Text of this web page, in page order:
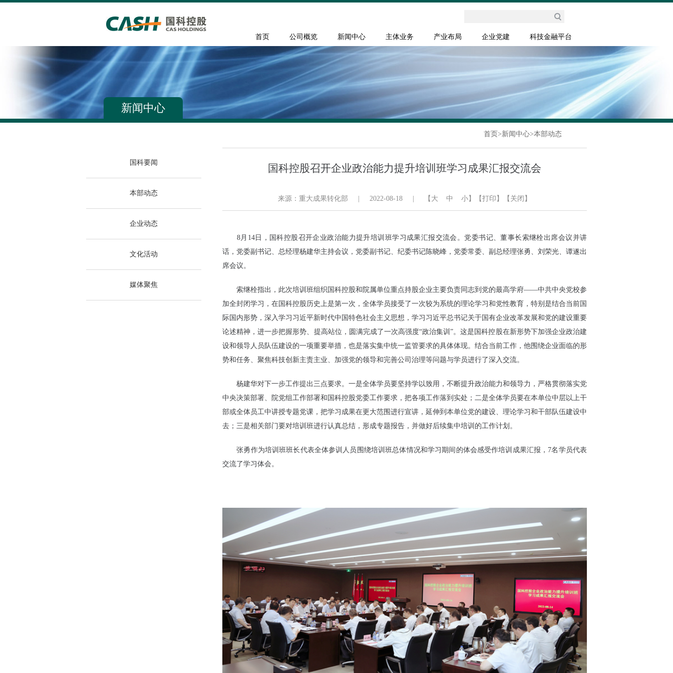
首页 公司概览 新闻中心 主体业务 产业布局 企业党建 科技金融平台
新闻中心
首页 >新闻中心>本部动态
国科要闻
本部动态
企业动态
文化活动
媒体聚焦
国科控股召开企业政治能力提升培训班学习成果汇报交流会
来源：重大成果转化部 2022-08-18 【 大 中 小 】 【打印】 【关闭】
8月14日，国科控股召开企业政治能力提升培训班学习成果汇报交流会。党委书记、董事长索继栓出席会议并讲
话，党委副书记、总经理杨建华主持会议，党委副书记、纪委书记陈晓峰，党委常委、副总经理张勇、刘荣光、谭遂出
席会议。
索继栓指出，此次培训班组织国科控股和院属单位重点持股企业主要负责同志到党的最高学府——中共中央党校参
加全封闭学习，在国科控股历史上是第一次，全体学员接受了一次较为系统的理论学习和党性教育，特别是结合当前国
际国内形势，深入学习习近平新时代中国特色社会主义思想，学习习近平总书记关于国有企业改革发展和党的建设重要
论述精神，进一步把握形势、提高站位，圆满完成了一次高强度“政治集训”。这是国科控股在新形势下加强企业政治建
设和领导人员队伍建设的一项重要举措，也是落实集中统一监管要求的具体体现。结合当前工作，他围绕企业面临的形
势和任务、聚焦科技创新主责主业、加强党的领导和完善公司治理等问题与学员进行了深入交流。
杨建华对下一步工作提出三点要求。一是全体学员要坚持学以致用，不断提升政治能力和领导力，严格贯彻落实党
中央决策部署、院党组工作部署和国科控股党委工作要求，把各项工作落到实处；二是全体学员要在本单位中层以上干
部或全体员工中讲授专题党课，把学习成果在更大范围进行宣讲，延伸到本单位党的建设、理论学习和干部队伍建设中
去；三是相关部门要对培训班进行认真总结，形成专题报告，并做好后续集中培训的工作计划。
张勇作为培训班班长代表全体参训人员围绕培训班总体情况和学习期间的体会感受作培训成果汇报，7名学员代表
交流了学习体会。